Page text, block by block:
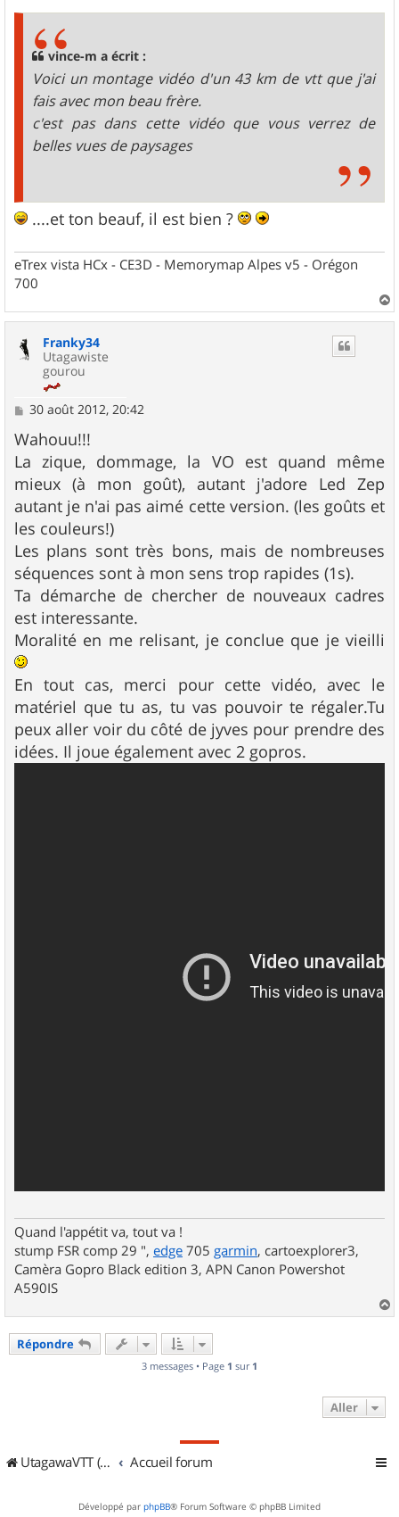
vince-m a écrit :
Voici un montage vidéo d'un 43 km de vtt que j'ai
fais avec mon beau frère.
c'est pas dans cette vidéo que vous verrez de
belles vues de paysages
....et ton beauf, il est bien ?
eTrex vista HCx - CE3D - Memorymap Alpes v5 - Orégon
700
a
Franky34
Utagawiste
gourou
M
s
s
a
g
e
30 août 2012, 20:42
Wahouu!!!
La zique, dommage, la VO est quand même
mieux (à mon goût), autant j'adore Led Zep
autant je n'ai pas aimé cette version. (les goûts et
les couleurs!)
Les plans sont très bons, mais de nombreuses
séquences sont à mon sens trop rapides (1s).
Ta démarche de chercher de nouveaux cadres
est interessante.
Moralité en me relisant, je conclue que je vieilli
En tout cas, merci pour cette vidéo, avec le
matériel que tu as, tu vas pouvoir te régaler.Tu
peux aller voir du côté de jyves pour prendre des
idées. Il joue également avec 2 gopros.
Quand l'appétit va, tout va !
stump FSR comp 29 ", edge 705 garmin, cartoexplorer3,
Camèra Gopro Black edition 3, APN Canon Powershot
A590IS
a
Répondre
3 messages • Page 1 sur 1
Aller
UtagawaVTT (Randos VTT et VTTAE avec traces GPS) Accueil forum
Développé par phpBB® Forum Software © phpBB Limited